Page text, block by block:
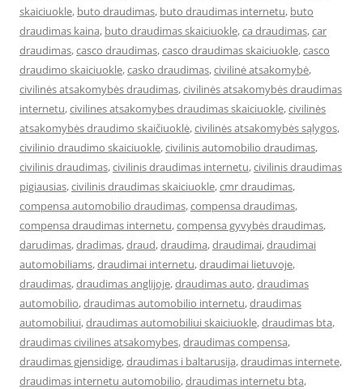
skaiciuokle, buto draudimas, buto draudimas internetu, buto
draudimas kaina, buto draudimas skaiciuokle,ca draudimas,car
draudimas,casco draudimas,casco draudimas skaiciuokle,casco
draudimo skaiciuokle,casko draudimas,civilinė atsakomybė,
civilinės atsakomybės draudimas,civilinės atsakomybės draudimas
internetu,civilines atsakomybes draudimas skaiciuokle,civilinės
atsakomybės draudimo skaičiuoklė,civilinės atsakomybės sąlygos,
civilinio draudimo skaiciuokle,civilinis automobilio draudimas,
civilinis draudimas,civilinis draudimas internetu,civilinis draudimas
pigiausias,civilinis draudimas skaiciuokle,cmr draudimas,
compensa automobilio draudimas,compensa draudimas,
compensa draudimas internetu,compensa gyvybės draudimas,
darudimas,dradimas,draud,draudima,draudimai,draudimai
automobiliams,draudimai internetu,draudimai lietuvoje,
draudimas,draudimas anglijoje,draudimas auto,draudimas
automobilio,draudimas automobilio internetu,draudimas
automobiliui,draudimas automobiliui skaiciuokle,draudimas bta,
draudimas civilines atsakomybes,draudimas compensa,
draudimas gjensidige,draudimas i baltarusija,draudimas internete,
draudimas internetu automobilio,draudimas internetu bta,